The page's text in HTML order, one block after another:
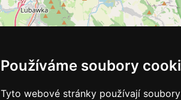
Používáme soubory
Tyto webové stránky používají